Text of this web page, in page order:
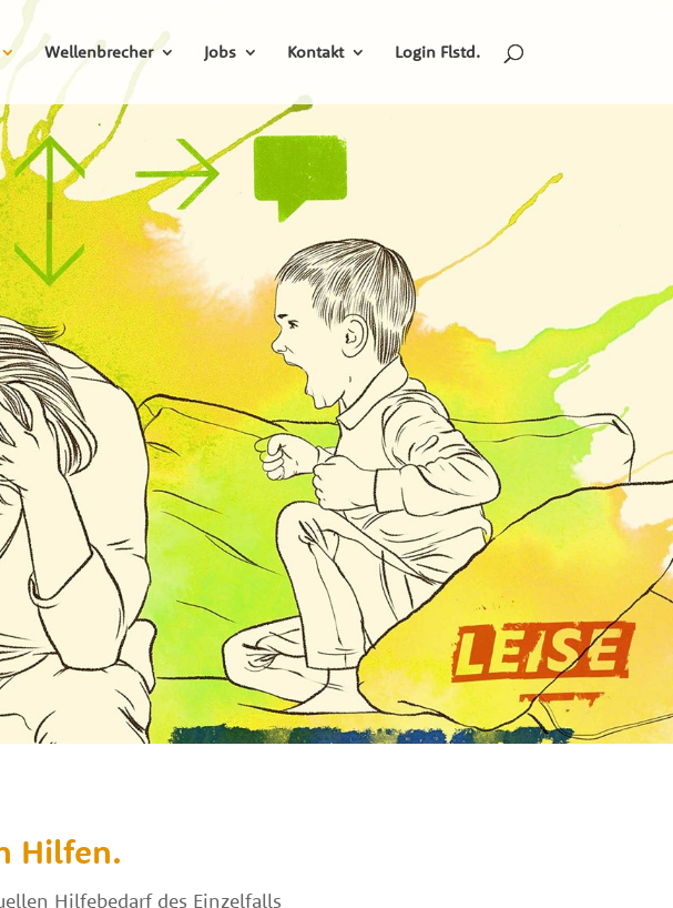
Wellenbrecher Jobs Kontakt Login Flstd.
Hilfen.
Hilfebedarf des Einzelfalls